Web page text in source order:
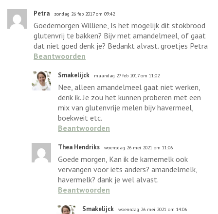
Petra zondag 26 feb 2017 om 09:42
Goedemorgen Williene, Is het mogelijk dit stokbrood
glutenvrij te bakken? Bijv met amandelmeel, of gaat
dat niet goed denk je? Bedankt alvast. groetjes Petra
Beantwoorden
Smakelijck maandag 27 feb 2017 om 11:02
Nee, alleen amandelmeel gaat niet werken,
denk ik. Je zou het kunnen proberen met een
mix van glutenvrije melen bijv havermeel,
boekweit etc.
Beantwoorden
Thea Hendriks woensdag 26 mei 2021 om 11:06
Goede morgen, Kan ik de karnemelk ook
vervangen voor iets anders? amandelmelk,
havermelk? dank je wel alvast.
Beantwoorden
Smakelijck woensdag 26 mei 2021 om 14:06